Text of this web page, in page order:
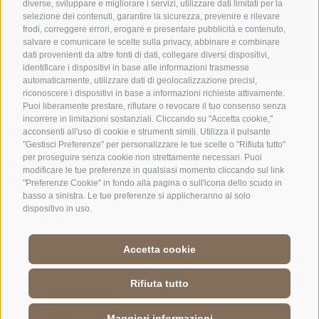
diverse, sviluppare e migliorare i servizi, utilizzare dati limitati per la
selezione dei contenuti, garantire la sicurezza, prevenire e rilevare
frodi, correggere errori, erogare e presentare pubblicità e contenuto,
salvare e comunicare le scelte sulla privacy, abbinare e combinare
dati provenienti da altre fonti di dati, collegare diversi dispositivi,
identificare i dispositivi in base alle informazioni trasmesse
automaticamente, utilizzare dati di geolocalizzazione precisi,
riconoscere i dispositivi in base a informazioni richieste attivamente.
Puoi liberamente prestare, rifiutare o revocare il tuo consenso senza
incorrere in limitazioni sostanziali. Cliccando su "Accetta cookie,"
acconsenti all'uso di cookie e strumenti simili. Utilizza il pulsante
"Gestisci Preferenze" per personalizzare le tue scelte o "Rifiuta tutto"
per proseguire senza cookie non strettamente necessari. Puoi
modificare le tue preferenze in qualsiasi momento cliccando sul link
"Preferenze Cookie" in fondo alla pagina o sull'icona dello scudo in
basso a sinistra. Le tue preferenze si applicheranno al solo
dispositivo in uso.
Accetta cookie
Rifiuta tutto
SOCIAL MEDIA POLICY | CREDITS | MAPPA DEL SITO | COOKIE POLICY | PRIVACY
Preferenze Cookies
CONTATTI CENTRI VISITATORI
ESPERIENZE GUIDATE
NELLA NATURA
SCUOLE